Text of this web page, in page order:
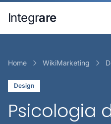
Integrare
Home WikiMarketing
Design
Psicologia